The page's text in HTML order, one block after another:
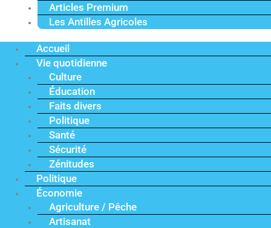
Articles Premium
Les Antilles Agricoles
Accueil
Vie quotidienne
Culture
Éducation
Faits divers
Politique
Santé
Sécurité
Zénitudes
Politique
Économie
Agriculture / Pêche
Artisanat